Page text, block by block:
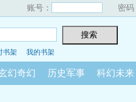
账号： 密码
书架 我的书架
幻奇幻 历史军事 科幻未来